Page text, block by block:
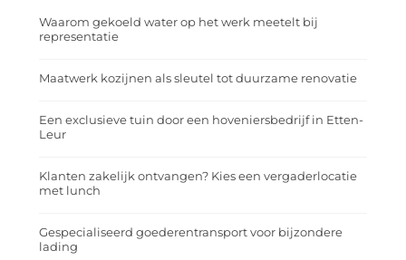
Waarom gekoeld water op het werk meetelt bij
representatie
Maatwerk kozijnen als sleutel tot duurzame renovatie
Een exclusieve tuin door een hoveniersbedrijf in Etten-
Leur
Klanten zakelijk ontvangen? Kies een vergaderlocatie
met lunch
Gespecialiseerd goederentransport voor bijzondere
lading